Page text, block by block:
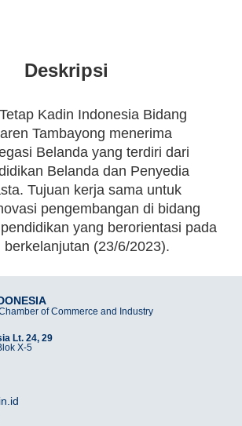
Deskripsi
Kadin Indonesia Bidang
Tambayong menerima
Belanda yang terdiri dari
Belanda dan Penyedia
Tujuan kerja sama untuk
pengembangan di bidang
yang berorientasi pada
berkelanjutan (23/6/2023).
of Commerce and Industry
Lt. 24, 29
X-5